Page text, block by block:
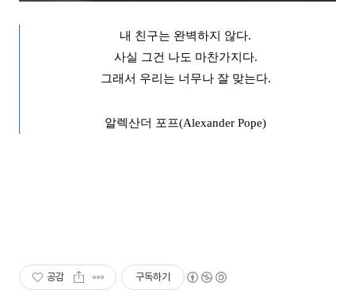
내 친구는 완벽하지 않다.
사실 그건 나도 마찬가지다.
그래서 우리는 너무나 잘 맞는다.
알렉산더 포프(Alexander Pope)
공감 구독하기